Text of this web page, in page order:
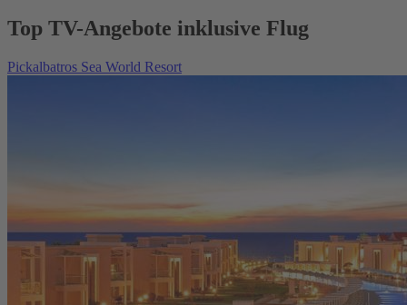
Top TV-Angebote inklusive Flug
Pickalbatros Sea World Resort